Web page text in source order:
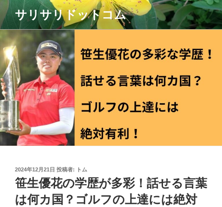
ン
テ
ン
ツ
へ
ス
キ
ッ
プ
サリサリドットコム
投
稿
日:
2024年12月21日 投稿者: トム
笹生優花の学歴が多彩！話せる言葉
は何カ国？ゴルフの上達には絶対